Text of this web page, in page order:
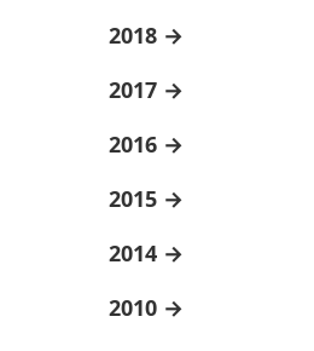
2018
2017
2016
2015
2014
2010